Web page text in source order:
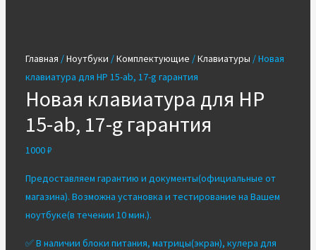
Главная /Ноутбуки /Комплектующие /Клавиатуры / Новая
клавиатура для HP 15-ab, 17-g гарантия
Новая клавиатура для HP
15-ab, 17-g гарантия
1000₽
Предоставляем гарантию и документы(официальные от
магазина). Возможна установка и тестирование на Вашем
ноутбуке(в течении 10 мин.).
✅ В наличии блоки питания, матрицы(экран), кулера для